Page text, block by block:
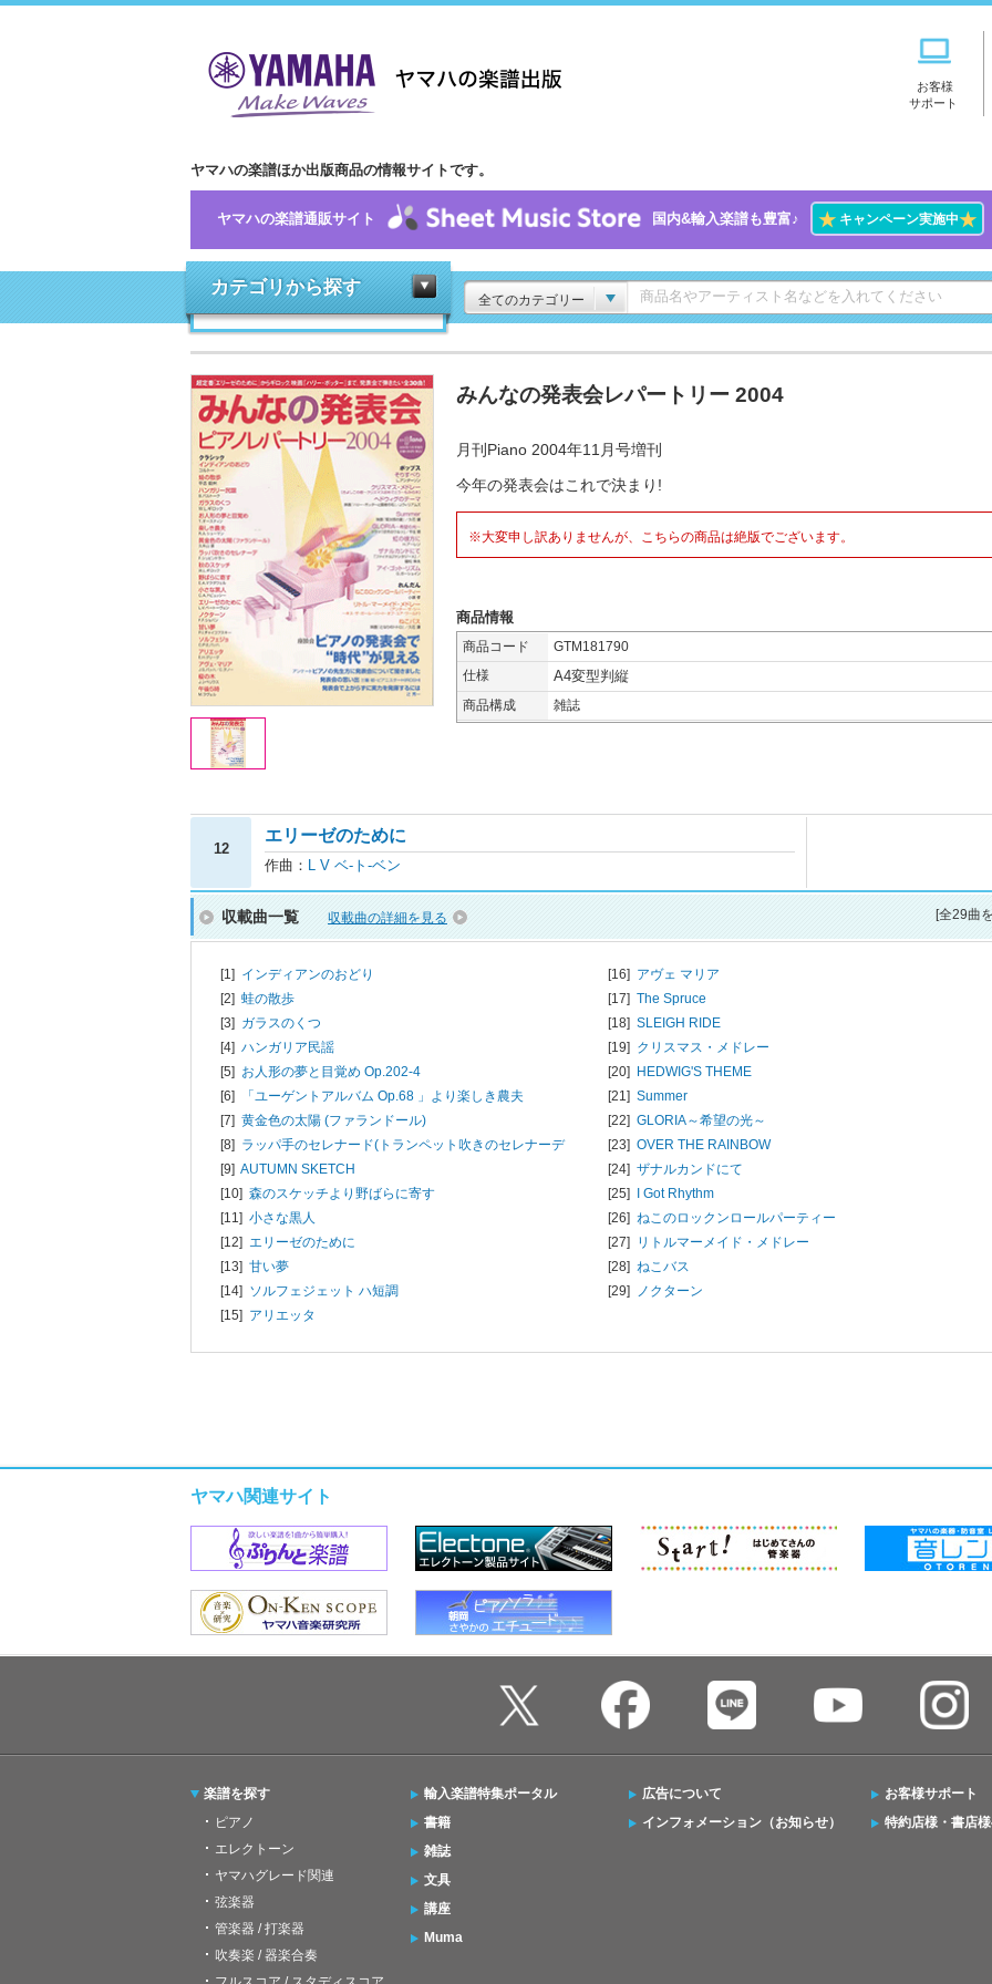
お客様
サポート
ヤマハの楽譜ほか出版商品の情報サイトです。
ヤマハの楽譜通販サイト 国内&輸入楽譜も豊富♪ ★キャンペーン実施中★
カテゴリから探す
全てのカテゴリー
みんなの発表会レパートリー 2004
月刊Piano 2004年11月号増刊
今年の発表会はこれで決まり!
※大変申し訳ありませんが、こちらの商品は絶版でございます。
商品情報
商品コード
GTM181790
仕様
A4変型判縦
商品構成 雑誌
12
エリーゼのために
作曲： L V ベ-ト-ベン
収載曲一覧 収載曲の詳細を見る [全29曲
[1] インディアンのおどり
[2] 蛙の散歩
[3] ガラスのくつ
[4] ハンガリア民謡
[5] お人形の夢と目覚め Op.202-4
[6]
「ユーゲントアルバム Op.68 」より楽しき農夫
[7] 黄金色の太陽 (ファランドール)
[8] ラッパ手のセレナード(トランペット吹きのセレナーデ
[9] AUTUMN SKETCH
[10] 森のスケッチより野ばらに寄す
[11] 小さな黒人
[12] エリーゼのために
[13] 甘い夢
[14] ソルフェジェット ハ短調
[15] アリエッタ
[16] アヴェ マリア
[17] The Spruce
[18] SLEIGH RIDE
[19] クリスマス・メドレー
[20] HEDWIG'S THEME
[21] Summer
[22] GLORIA～希望の光～
[23] OVER THE RAINBOW
[24] ザナルカンドにて
[25] I Got Rhythm
[26] ねこのロックンロールパーティー
[27] リトルマーメイド・メドレー
[28] ねこバス
[29] ノクターン
ヤマハ関連サイト
楽譜を探す
ピアノ
エレクトーン
ヤマハグレード関連
弦楽器
管楽器 / 打楽器
吹奏楽 / 器楽合奏
輸入楽譜特集ポータル
書籍
雑誌
文具
講座
Muma
広告について
インフォメーション（お知らせ）
お客様サポート
特約店様・書店